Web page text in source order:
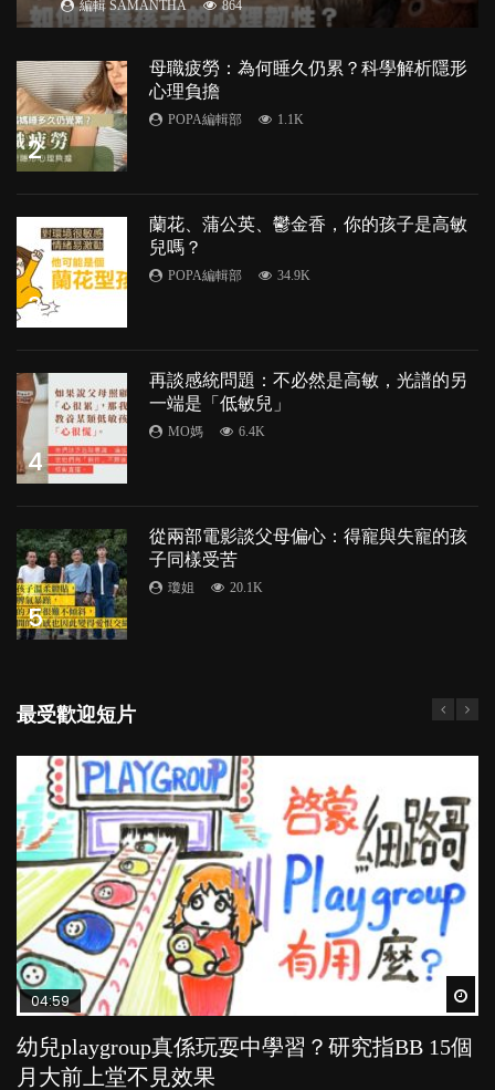
編輯 SAMANTHA 864
2
母職疲勞：為何睡久仍累？科學解析隱形
心理負擔
POPA編輯部 1.1K
3
蘭花、蒲公英、鬱金香，你的孩子是高敏
兒嗎？
POPA編輯部 34.9K
4
再談感統問題：不必然是高敏，光譜的另
一端是「低敏兒」
MO媽 6.4K
5
從兩部電影談父母偏心：得寵與失寵的孩
子同樣受苦
瓊姐 20.1K
最受歡迎短片
04:59
幼兒playgroup真係玩耍中學習？研究指BB 15個
月大前上堂不見效果
03:39
幼稚園遊戲課 如何刺激幼兒自發學習取代獎勵
與懲罰？
04:06
全職好？在職好？｜全職媽媽與在職媽媽的壓
力與價值
03:02
老公患產後憂鬱症對BB的影響
POPA編輯部 15.9K
04:18
凡事以BB為中心，就係好爸媽？｜別忽視父母
的身心虛耗